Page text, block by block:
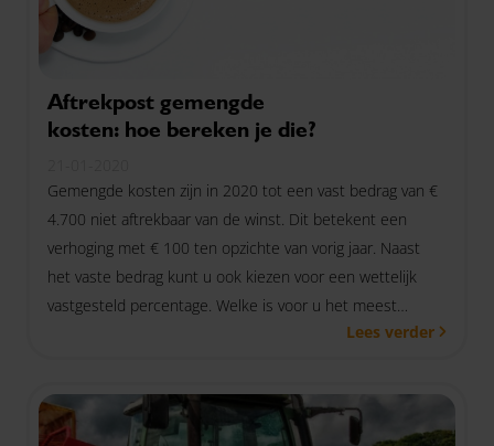
Aftrekpost gemengde
kosten: hoe bereken je die?
Gemengde kosten zijn in 2020 tot een vast bedrag van €
4.700 niet aftrekbaar van de winst. Dit betekent een
verhoging met € 100 ten opzichte van vorig jaar. Naast
het vaste bedrag kunt u ook kiezen voor een wettelijk
vastgesteld percentage. Welke is voor u het meest
Lees verder